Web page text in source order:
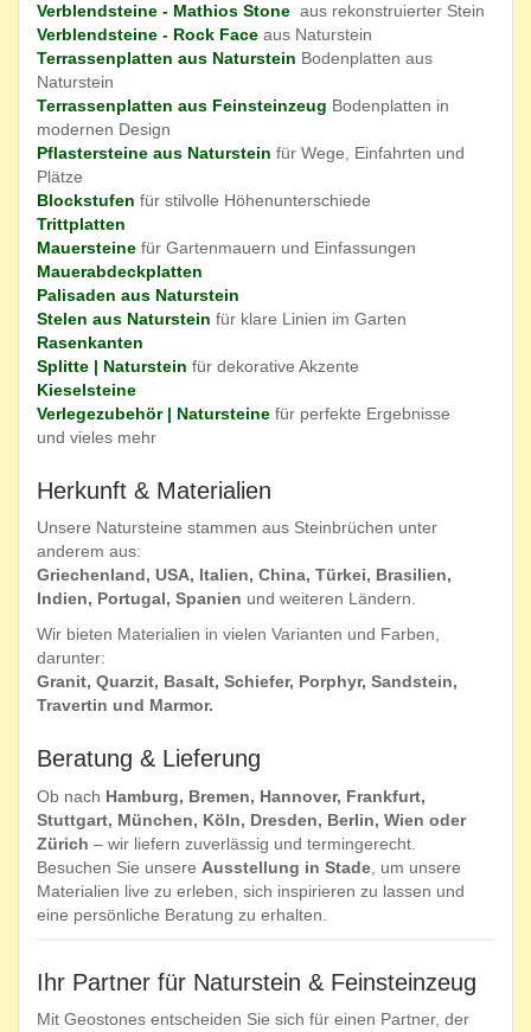
Verblendsteine - Mathios Stone aus rekonstruierter Stein
Verblendsteine - Rock Face aus Naturstein
Terrassenplatten aus Naturstein Bodenplatten aus
Naturstein
Terrassenplatten aus Feinsteinzeug Bodenplatten in
modernen Design
Pflastersteine aus Naturstein für Wege, Einfahrten und
Plätze
Blockstufen für stilvolle Höhenunterschiede
Trittplatten
Mauersteine für Gartenmauern und Einfassungen
Mauerabdeckplatten
Palisaden aus Naturstein
Stelen aus Naturstein für klare Linien im Garten
Rasenkanten
Splitte | Naturstein für dekorative Akzente
Kieselsteine
Verlegezubehör | Natursteine für perfekte Ergebnisse
und vieles mehr
Herkunft & Materialien
Unsere Natursteine stammen aus Steinbrüchen unter
anderem aus:
Griechenland, USA, Italien, China, Türkei, Brasilien,
Indien, Portugal, Spanien und weiteren Ländern.
Wir bieten Materialien in vielen Varianten und Farben,
darunter:
Granit, Quarzit, Basalt, Schiefer, Porphyr, Sandstein,
Travertin und Marmor.
Beratung & Lieferung
Ob nach Hamburg, Bremen, Hannover, Frankfurt,
Stuttgart, München, Köln, Dresden, Berlin, Wien oder
Zürich – wir liefern zuverlässig und termingerecht.
Besuchen Sie unsere Ausstellung in Stade , um unsere
Materialien live zu erleben, sich inspirieren zu lassen und
eine persönliche Beratung zu erhalten.
Ihr Partner für Naturstein & Feinsteinzeug
Mit Geostones entscheiden Sie sich für einen Partner, der